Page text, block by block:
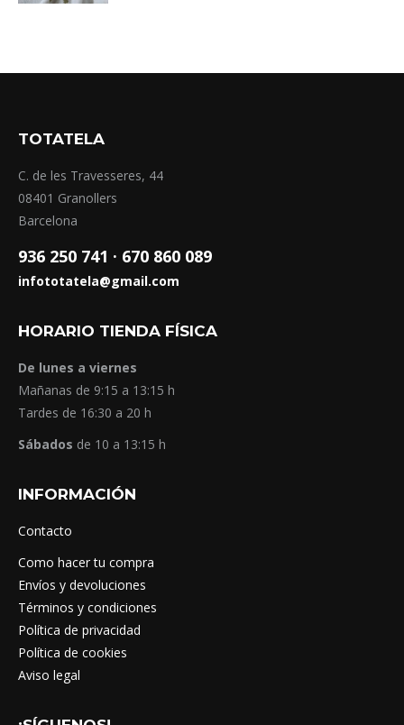
TOTATELA
C. de les Travesseres, 44
08401 Granollers
Barcelona
936 250 741 · 670 860 089
infototatela@gmail.com
HORARIO TIENDA FÍSICA
De lunes a viernes
Mañanas de 9:15 a 13:15 h
Tardes de 16:30 a 20 h
Sábados de 10 a 13:15 h
INFORMACIÓN
Contacto
Como hacer tu compra
Envíos y devoluciones
Términos y condiciones
Política de privacidad
Política de cookies
Aviso legal